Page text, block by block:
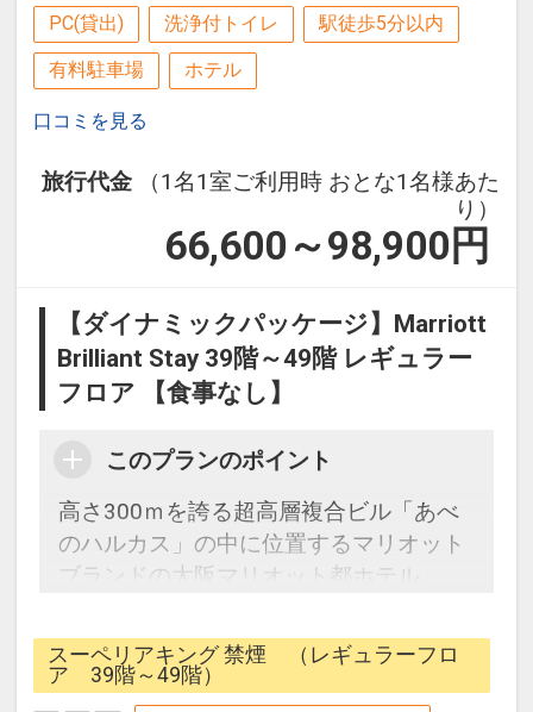
PC(貸出) 洗浄付トイレ 駅徒歩5分以内
有料駐車場 ホテル
口コミを見る
旅行代金
（1名1室ご利用時 おとな1名様あた
り）
66,600～98,900 円
【ダイナミックパッケージ】Marriott
Brilliant Stay 39階～49階 レギュラー
フロア 【食事なし】
このプランのポイント
高さ300ｍを誇る超高層複合ビル「あべ
のハルカス」の中に位置するマリオット
ブランドの大阪マリオット都ホテル。
ア・デラックスルームは、39階～49階の
レギュラーフロアに位置し、
大きな窓から広がる大阪の景色・夜景を
スーペリアキング 禁煙 （レギュラーフロ
ア 39階～49階）